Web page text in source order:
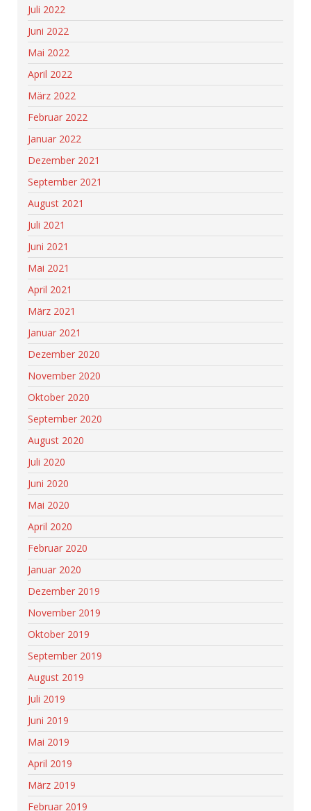
Juli 2022
Juni 2022
Mai 2022
April 2022
März 2022
Februar 2022
Januar 2022
Dezember 2021
September 2021
August 2021
Juli 2021
Juni 2021
Mai 2021
April 2021
März 2021
Januar 2021
Dezember 2020
November 2020
Oktober 2020
September 2020
August 2020
Juli 2020
Juni 2020
Mai 2020
April 2020
Februar 2020
Januar 2020
Dezember 2019
November 2019
Oktober 2019
September 2019
August 2019
Juli 2019
Juni 2019
Mai 2019
April 2019
März 2019
Februar 2019